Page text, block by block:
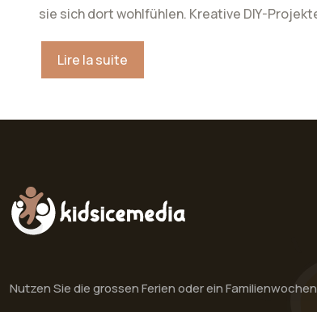
sie sich dort wohlfühlen. Kreative DIY-
Lire la suite
Nutzen Sie die grossen Ferien oder ein